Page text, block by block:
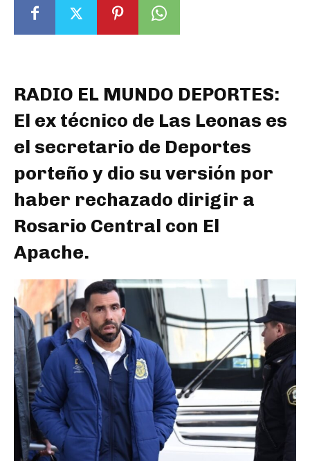
RADIO EL MUNDO DEPORTES:
El ex técnico de Las Leonas es
el secretario de Deportes
porteño y dio su versión por
haber rechazado dirigir a
Rosario Central con El
Apache.